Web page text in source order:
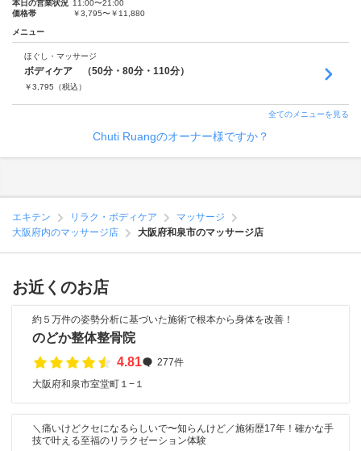
本日の営業状況 11:00〜21:00
価格帯
￥3,795〜￥11,880
メニュー
ほぐし・マッサージ
ボディケア （50分・80分・110分）
￥3,795 （税込）
全てのメニューを見る
Chuti Ruangのオーナー様ですか？
エキテン リラク・ボディケア
マッサージ
大阪府内のマッサージ店
大阪府和泉市のマッサージ店
お近くのお店
約５万件の姿勢分析に基づいた施術で根本から身体を改善！
のどか整体整骨院
4.81
277件
大阪府和泉市室堂町１−１
＼痛いけどクセになるらしいで〜知らんけど／施術歴17年！確かな手
技で叶える至福のリラクゼーション体験